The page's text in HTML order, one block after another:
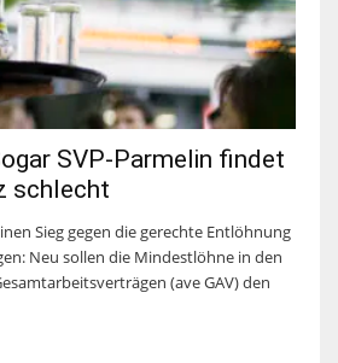
SVP-Parmelin findet
schlecht
Sieg gegen die gerechte Entlöhnung
Neu sollen die Mindestlöhne in den
(ave GAV) den